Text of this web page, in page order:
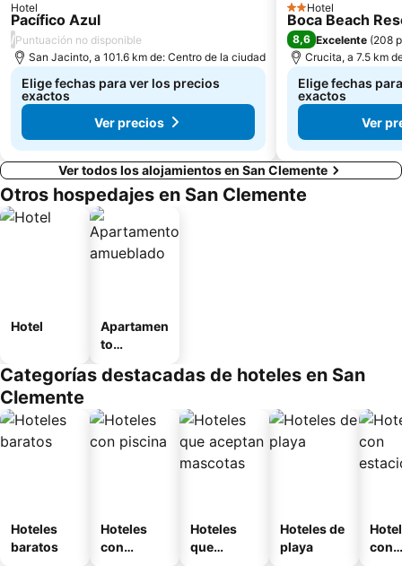
Hotel
Pacífico Azul
/Puntuación no disponible
San Jacinto, a 101.6 km de: Centro de la ciudad
Elige fechas para ver los precios
exactos
Ver precios
2 Estrellas
Hotel
Boca Beach
8,6 Excelente (208
Crucita, a 7.5 km
Elige fechas
exactos
Ver
Ver todos los alojamientos en San Clemente
Otros hospedajes en San Clemente
Hotel
Apartamen
to
o
Categorías destacadas de hoteles en San
Clemente
Hoteles
baratos
Hoteles
con
Hoteles
que
Hoteles de
playa
con